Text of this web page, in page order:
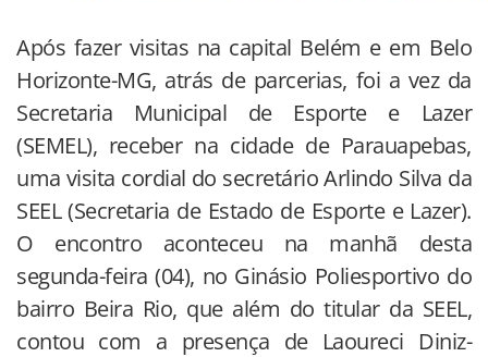
Após fazer visitas na capital Belém e em Belo
Horizonte-MG, atrás de parcerias, foi a vez da
Secretaria Municipal de Esporte e Lazer
(SEMEL), receber na cidade de Parauapebas,
uma visita cordial do secretário Arlindo Silva da
SEEL (Secretaria de Estado de Esporte e Lazer).
O encontro aconteceu na manhã desta
segunda-feira (04), no Ginásio Poliesportivo do
bairro Beira Rio, que além do titular da SEEL,
contou com a presença de Laoureci Diniz-